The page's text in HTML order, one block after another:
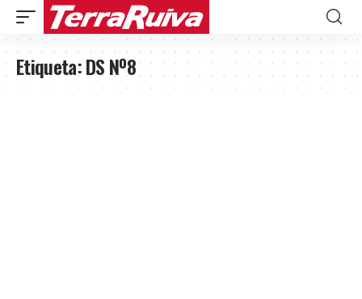
Etiqueta:DS Nº8